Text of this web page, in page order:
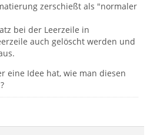
zerschießt als "normaler
bei der Leerzeile in
auch gelöscht werden und
eine Idee hat, wie man diesen